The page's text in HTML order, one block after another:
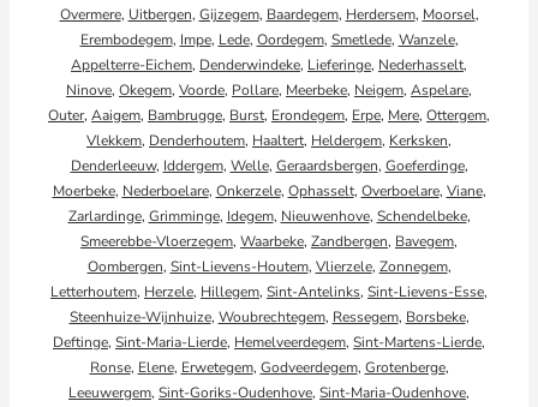
Overmere, Uitbergen, Gijzegem, Baardegem, Herdersem, Moorsel,
Erembodegem, Impe, Lede, Oordegem, Smetlede, Wanzele,
Appelterre-Eichem, Denderwindeke, Lieferinge, Nederhasselt,
Ninove, Okegem, Voorde, Pollare, Meerbeke, Neigem, Aspelare,
Outer, Aaigem, Bambrugge, Burst, Erondegem, Erpe, Mere, Ottergem,
Vlekkem, Denderhoutem, Haaltert, Heldergem, Kerksken,
Denderleeuw, Iddergem, Welle, Geraardsbergen, Goeferdinge,
Moerbeke, Nederboelare, Onkerzele, Ophasselt, Overboelare, Viane,
Zarlardinge, Grimminge, Idegem, Nieuwenhove, Schendelbeke,
Smeerebbe-Vloerzegem, Waarbeke, Zandbergen, Bavegem,
Oombergen, Sint-Lievens-Houtem, Vlierzele, Zonnegem,
Letterhoutem, Herzele, Hillegem, Sint-Antelinks, Sint-Lievens-Esse,
Steenhuize-Wijnhuize, Woubrechtegem, Ressegem, Borsbeke,
Deftinge, Sint-Maria-Lierde, Hemelveerdegem, Sint-Martens-Lierde,
Ronse, Elene, Erwetegem, Godveerdegem, Grotenberge,
Leeuwergem, Sint-Goriks-Oudenhove, Sint-Maria-Oudenhove,